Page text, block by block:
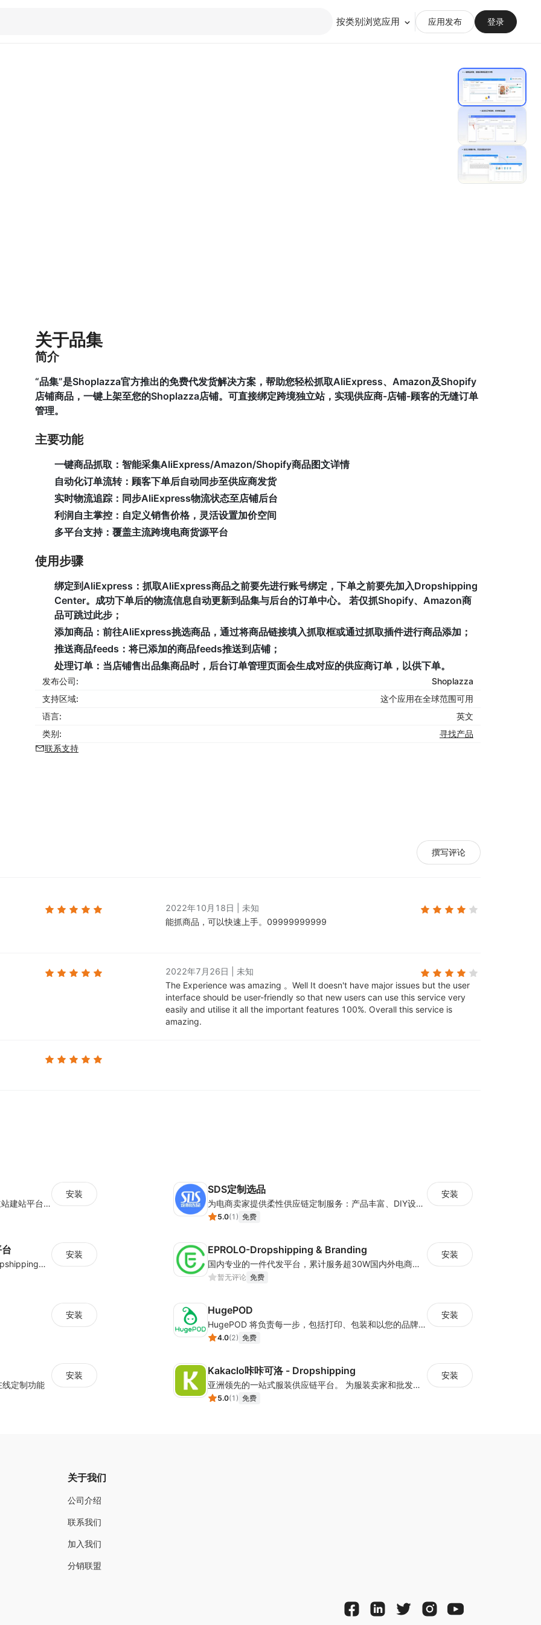
按类别浏览应用 应用发布 登录
关于品集
简介
“品集”是Shoplazza官方推出的免费代发货解决方案，帮助您轻松抓取AliExpress、Amazon及Shopify
店铺商品，一键上架至您的Shoplazza店铺。可直接绑定跨境独立站，实现供应商-店铺-顾客的无缝订单
管理。
主要功能
一键商品抓取： 智能采集AliExpress/Amazon/Shopify商品图文详情
自动化订单流转： 顾客下单后自动同步至供应商发货
实时物流追踪： 同步AliExpress物流状态至店铺后台
利润自主掌控： 自定义销售价格，灵活设置加价空间
多平台支持： 覆盖主流跨境电商货源平台
使用步骤
绑定到AliExpress： 抓取AliExpress商品之前要先进行账号绑定，下单之前要先加入Dropshipping
Center。成功下单后的物流信息自动更新到品集与后台的订单中心。 若仅抓Shopify、Amazon商
品可跳过此步；
添加商品： 前往AliExpress挑选商品，通过将商品链接填入抓取框或通过抓取插件进行商品添加；
推送商品feeds：将已添加的商品feeds推送到店铺；
处理订单： 当店铺售出品集商品时，后台订单管理页面会生成对应的供应商订单，以供下单。
发布公司:
Shoplazza
支持区域:
这个应用在全球范围可用
语言:
英文
类别:
寻找产品
联系支持
撰写评论
2022年10月18日
未知
能抓商品，可以快速上手。 09999999999
2022年7月26日
未知
The Experience was amazing 。 Well It doesn't have major issues but the user
interface should be user-friendly so that new users can use this service very
easily and utilise it all the important features 100%. Overall this service is
amazing.
全球知名的跨境一件代发平台，对接多家独立站建站平台及第三方电商平台，累计服务超过四十万家独立站商户，每月订单处理量超百万单，包裹发往全球200多个国家和地区。
安装 SDS定制选品
为电商卖家提供柔性供应链定制服务：产品丰富、DIY设计、铺货上架、无库存、一件起订、一件代发
5.0(1 ) 免费
安装
国内首家跨境POD定制选品平台，集三种Dropshipping模式：热卖成品海量数据模式、千款产品批量设计模式、定制POD模式，独品开模，一站式服务
安装 EPROLO-Dropshipping & Branding
国内专业的一件代发平台，累计服务超30W国内外电商卖家，超一万平米深圳及义乌处理中心，日均处理订单2W+，稳定合作供应商3W家，自有百万级SKU. 是跨境中小卖家的不二选择.
暂无评论 免费
安装
安装 HugePOD
HugePOD 将负责每一步，包括打印、包装和以您的品牌将产品运送给您的客户。您将免于生产、存储或前期成本。使用 HugePOD，您可以专注于您的业务发展，只需点击几下即可创建有吸引力的产品并在您的商店中出售它们。更重要的是，您可以零风险开始您的一件代发业务——您只需在客户向您下订单时支付 HugePOD！
4.0(2) 免费
安装
定制功能
安装 Kakaclo咔咔可洛 - Dropshipping
亚洲领先的一站式服装供应链平台。 为服装卖家和批发商提供设计打样、小规模生产、仓储与一件代发的一站式服务
5.0(1 ) 免费
安装
关于我们
公司介绍
联系我们
加入我们
分销联盟